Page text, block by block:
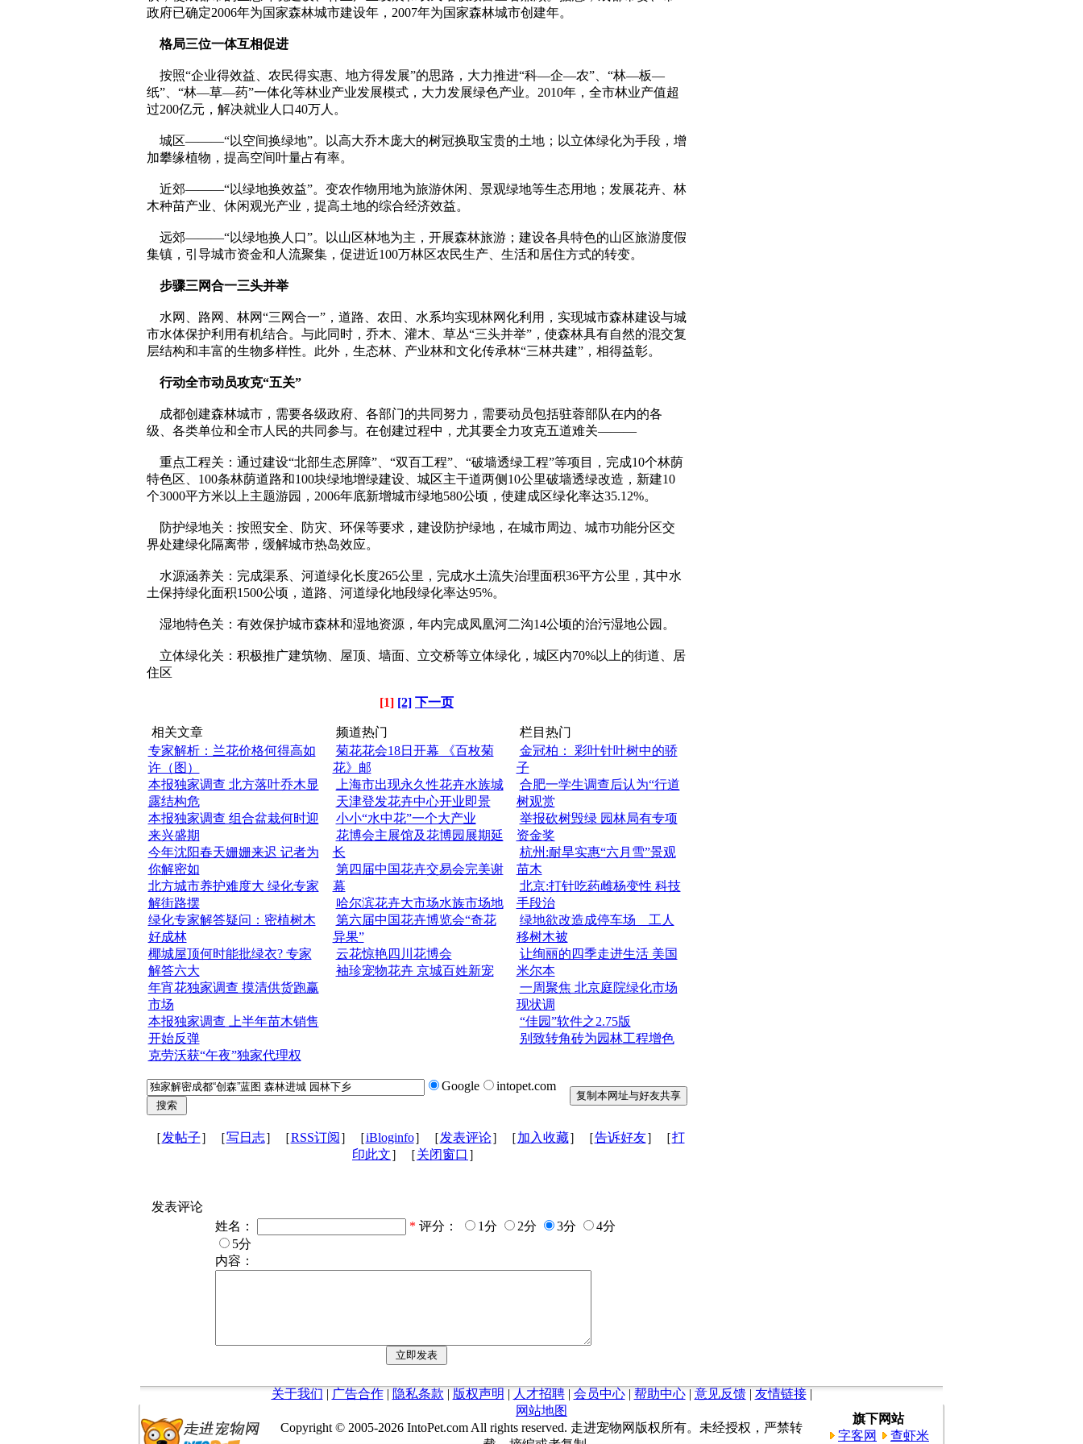
政府已确定2006年为国家森林城市建设年，2007年为国家森林城市创建年。
格局三位一体互相促进
按照“企业得效益、农民得实惠、地方得发展”的思路，大力推进“科—企—农”、“林—板—
纸”、“林—草—药”一体化等林业产业发展模式，大力发展绿色产业。2010年，全市林业产值超
过200亿元，解决就业人口40万人。
城区———“以空间换绿地”。以高大乔木庞大的树冠换取宝贵的土地；以立体绿化为手段，增
加攀缘植物，提高空间叶量占有率。
近郊———“以绿地换效益”。变农作物用地为旅游休闲、景观绿地等生态用地；发展花卉、林
木种苗产业、休闲观光产业，提高土地的综合经济效益。
远郊———“以绿地换人口”。以山区林地为主，开展森林旅游；建设各具特色的山区旅游度假
集镇，引导城市资金和人流聚集，促进近100万林区农民生产、生活和居住方式的转变。
步骤三网合一三头并举
水网、路网、林网“三网合一”，道路、农田、水系均实现林网化利用，实现城市森林建设与城
市水体保护利用有机结合。与此同时，乔木、灌木、草丛“三头并举”，使森林具有自然的混交复
层结构和丰富的生物多样性。此外，生态林、产业林和文化传承林“三林共建”，相得益彰。
行动全市动员攻克“五关”
成都创建森林城市，需要各级政府、各部门的共同努力，需要动员包括驻蓉部队在内的各
级、各类单位和全市人民的共同参与。在创建过程中，尤其要全力攻克五道难关———
重点工程关：通过建设“北部生态屏障”、“双百工程”、“破墙透绿工程”等项目，完成10个林荫
特色区、100条林荫道路和100块绿地增绿建设、城区主干道两侧10公里破墙透绿改造，新建10
个3000平方米以上主题游园，2006年底新增城市绿地580公顷，使建成区绿化率达35.12%。
防护绿地关：按照安全、防灾、环保等要求，建设防护绿地，在城市周边、城市功能分区交
界处建绿化隔离带，缓解城市热岛效应。
水源涵养关：完成渠系、河道绿化长度265公里，完成水土流失治理面积36平方公里，其中水
土保持绿化面积1500公顷，道路、河道绿化地段绿化率达95%。
湿地特色关：有效保护城市森林和湿地资源，年内完成凤凰河二沟14公顷的治污湿地公园。
立体绿化关：积极推广建筑物、屋顶、墙面、立交桥等立体绿化，城区内70%以上的街道、居
住区
[1] [2] 下一页
相关文章
专家解析：兰花价格何得高如
许（图）
本报独家调查 北方落叶乔木显
露结构危
本报独家调查 组合盆栽何时迎
来兴盛期
今年沈阳春天姗姗来迟 记者为
你解密如
北方城市养护难度大 绿化专家
解街路摆
绿化专家解答疑问：密植树木
好成林
椰城屋顶何时能批绿衣? 专家
解答六大
年宵花独家调查 摸清供货跑赢
市场
本报独家调查 上半年苗木销售
开始反弹
克劳沃获“午夜”独家代理权
频道热门
菊花花会18日开幕 《百枚菊
花》邮
上海市出现永久性花卉水族城
天津登发花卉中心开业即景
小小“水中花”一个大产业
花博会主展馆及花博园展期延
长
第四届中国花卉交易会完美谢
幕
哈尔滨花卉大市场水族市场地
第六届中国花卉博览会“奇花
异果”
云花惊艳四川花博会
袖珍宠物花卉 京城百姓新宠
栏目热门
金冠柏： 彩叶针叶树中的骄
子
合肥一学生调查后认为“行道
树观赏
举报砍树毁绿 园林局有专项
资金奖
杭州:耐旱实惠“六月雪”景观
苗木
北京:打针吃药雌杨变性 科技
手段治
绿地欲改造成停车场 工人
移树木被
让绚丽的四季走进生活 美国
米尔本
一周聚焦 北京庭院绿化市场
现状调
“佳园”软件之2.75版
别致转角砖为园林工程增色
Google intopet.com
［发帖子］［写日志］［RSS订阅 ］［iBloginfo］［发表评论］［加入收藏］［告诉好友］［打
印此文］［关闭窗口 ］
发表评论
姓名：
* 评分： 1分 2分 3分
4分
5分
内容：
关于我们 | 广告合作| 隐私条款 | 版权声明 | 人才招聘| 会员中心| 帮助中心| 意见反馈| 友情链接|
网站地图
Copyright © 2005-2026 IntoPet.com All rights reserved. 走进宠物网版权所有。未经授权，严禁转
旗下网站
字客网
查虾米